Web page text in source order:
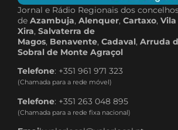
Jornal e Rádio Regionais dos
de Azambuja, Alenquer, Cartaxo,
Xira, Salvaterra de
Magos, Benavente, Cadaval, Arruda
Sobral de Monte Agraçol
Telefone: +351 961 971 323
(Chamada para a rede móvel)
Telefone: +351 263 048 895
(Chamada para a rede fixa nacional)